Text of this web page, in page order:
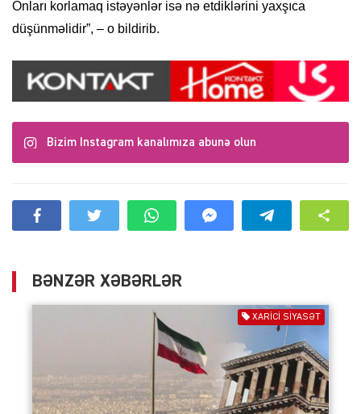
Onları korlamaq istəyənlər isə nə etdiklərini yaxşıca
düşünməlidir”, – o bildirib.
Bizim Instagram kanalımıza abunə olun
BƏNZƏR XƏBƏRLƏR
XARİCİ SİYASƏT